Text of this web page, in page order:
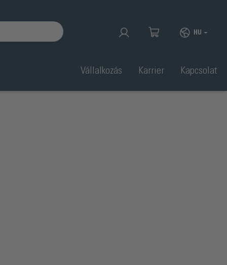
HU
Vállalkozás Karrier Kapcsolat